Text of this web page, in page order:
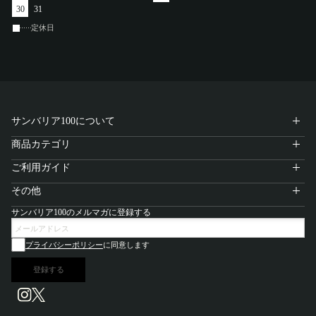
30
31
定休日
サンバリア100について
商品カテゴリ
ご利用ガイド
その他
サンバリア100のメルマガに登録する
プライバシーポリシーに同意します
登録する